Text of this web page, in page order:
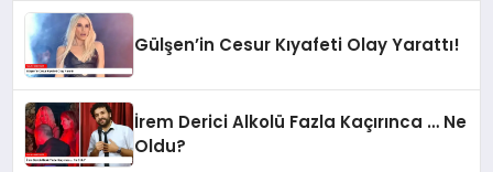
Gülşen’in Cesur Kıyafeti Olay Yarattı!
İrem Derici Alkolü Fazla Kaçırınca … Ne
Oldu?